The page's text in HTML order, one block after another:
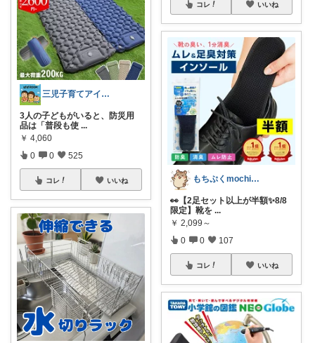
三児子育てアイテム
3人の子どもがいると、防災用
品は「普段も使 ...
￥ 4,060
0 0 525
コレ いいね
コレ いいね
もちぷくmochipuku☘️7日感謝
👀【2足セット以上が半額✨8/8
限定】靴を ...
￥ 2,099～
0 0 107
コレ いいね